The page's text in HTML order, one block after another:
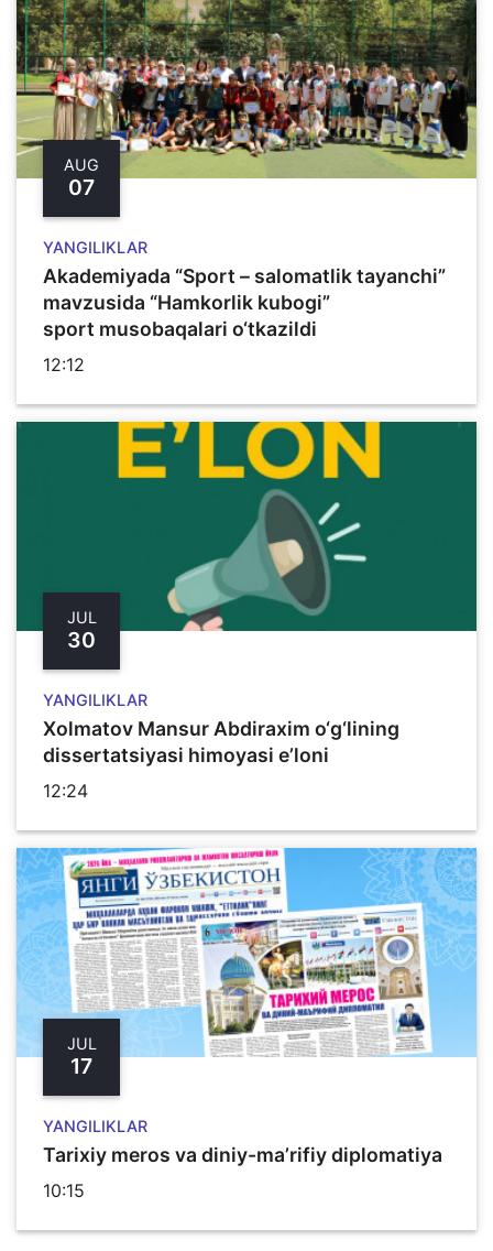
AUG
07
YANGILIKLAR
Akademiyada “Sport – salomatlik tayanchi”
mavzusida “Hamkorlik kubogi”
sport musobaqalari o‘tkazildi
12:12
JUL
30
YANGILIKLAR
Xolmatov Mansur Abdiraxim o‘g‘lining
dissertatsiyasi himoyasi e’loni
12:24
JUL
17
YANGILIKLAR
Tarixiy meros va diniy-ma’rifiy diplomatiya
10:15